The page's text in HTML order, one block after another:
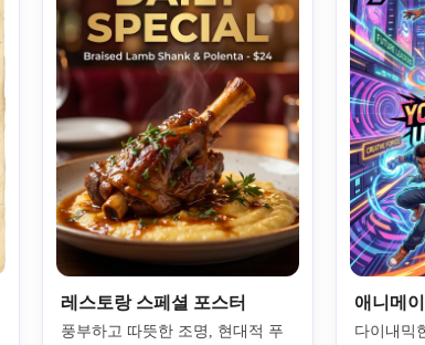
레스토랑 스페셜 포스터
풍부하고 따뜻한 조명, 현대적 푸
애니메
다이내믹